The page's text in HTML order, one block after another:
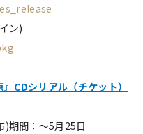
ン)
CDシリアル（チケット）
)期間：～5月25日